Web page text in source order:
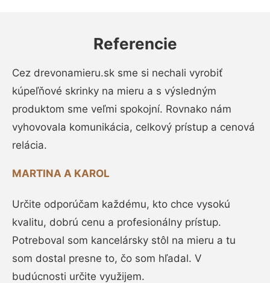
Referencie
Cez drevonamieru.sk sme si nechali vyrobiť
kúpeľňové skrinky na mieru a s výsledným
produktom sme veľmi spokojní. Rovnako nám
vyhovovala komunikácia, celkový prístup a cenová
relácia.
MARTINA A KAROL
Určite odporúčam každému, kto chce vysokú
kvalitu, dobrú cenu a profesionálny prístup.
Potreboval som kancelársky stôl na mieru a tu
som dostal presne to, čo som hľadal. V
budúcnosti určite využijem.